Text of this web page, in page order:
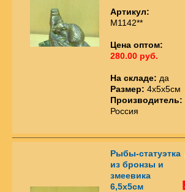
Артикул:
М1142**
Цена оптом:
280.00 руб.
На складе: да
Размер: 4х5х5см
Производитель:
Россия
Рыбы-статуэтка
из бронзы и
змеевика
6,5х5см